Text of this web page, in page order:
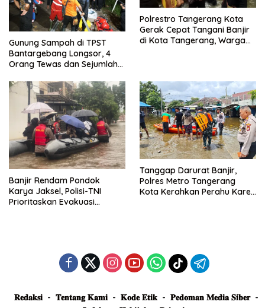
Gunung Sampah di TPST
Bantargebang Longsor, 4
Orang Tewas dan Sejumlah
Polrestro Tangerang Kota
Gerak Cepat Tangani Banjir
di Kota Tangerang, Warga
Banjir Rendam Pondok
Karya Jaksel, Polisi-TNI
Prioritaskan Evakuasi
Tanggap Darurat Banjir,
Polres Metro Tangerang
Kota Kerahkan Perahu Karet
𝐑𝐞𝐝𝐚𝐤𝐬𝐢 𝐓𝐞𝐧𝐭𝐚𝐧𝐠 𝐊𝐚𝐦𝐢 𝐊𝐨𝐝𝐞 𝐄𝐭𝐢𝐤
𝐏𝐞𝐝𝐨𝐦𝐚𝐧 𝐌𝐞𝐝𝐢𝐚 𝐒𝐢𝐛𝐞𝐫